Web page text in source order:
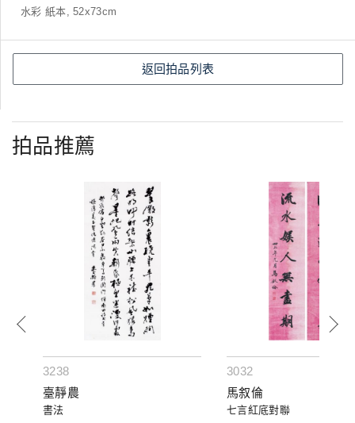
水彩 紙本, 52x73cm
返回拍品列表
拍品推薦
3238
臺靜農
書法
3032
馬叙倫
七言紅底對聯